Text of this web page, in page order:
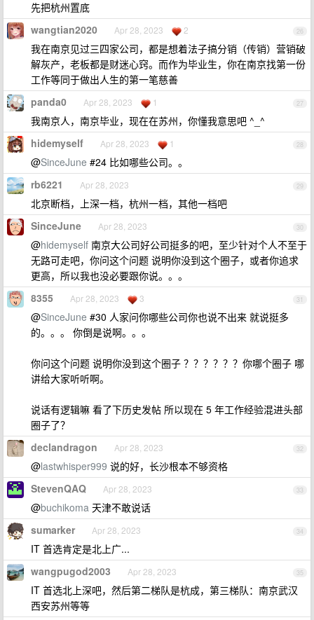
先把杭州置底
26
wangtian2020 Apr 28, 2023 2
我在南京见过三四家公司，都是想着法子搞分销（传销）营销破
解灰产，老板都是财迷心窍。而作为毕业生，你在南京找第一份
工作等同于做出人生的第一笔慈善
27
panda0 Apr 28, 2023 1
我南京人，南京毕业，现在在苏州，你懂我意思吧 ^_^
28
hidemyself Apr 28, 2023 1
@SinceJune #24 比如哪些公司。。
29
rb6221 Apr 28, 2023
北京断档，上深一档，杭州一档，其他一档吧
30
SinceJune Apr 28, 2023
@hidemyself 南京大公司好公司挺多的吧，至少针对个人不至于
无路可走吧，你问这个问题 说明你没到这个圈子，或者你追求
更高，所以我也没必要跟你说。。。
31
8355 Apr 28, 2023 3
@SinceJune #30 人家问你哪些公司你也说不出来 就说挺多
的。。。 你倒是说啊。。。
你问这个问题 说明你没到这个圈子 ？？？？？？你哪个圈子 哪
讲给大家听听啊。
说话有逻辑嘛 看了下历史发帖 所以现在 5 年工作经验混进头部
圈子了？
32
declandragon Apr 28, 2023
@lastwhisper999 说的好，长沙根本不够资格
33
StevenQAQ Apr 28, 2023
@buchikoma 天津不敢说话
34
sumarker Apr 28, 2023
IT 首选肯定是北上广...
35
wangpugod2003 Apr 28, 2023
IT 首选北上深吧，然后第二梯队是杭成，第三梯队：南京武汉
西安苏州等等